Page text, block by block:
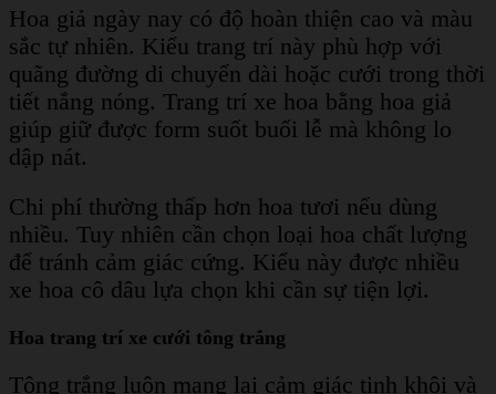
Hoa giả ngày nay có độ hoàn thiện cao và màu
sắc tự nhiên. Kiểu trang trí này phù hợp với
quãng đường di chuyển dài hoặc cưới trong thời
tiết nắng nóng. Trang trí xe hoa bằng hoa giả
giúp giữ được form suốt buổi lễ mà không lo
dập nát.
Chi phí thường thấp hơn hoa tươi nếu dùng
nhiều. Tuy nhiên cần chọn loại hoa chất lượng
để tránh cảm giác cứng. Kiểu này được nhiều
xe hoa cô dâu lựa chọn khi cần sự tiện lợi.
Hoa trang trí xe cưới tông trắng
Tông trắng luôn mang lại cảm giác tinh khôi và